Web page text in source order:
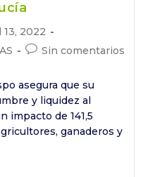
13, 2022
Comentarios
entrada:
Sin comentarios
asegura que su
y liquidez al
impacto de 141,5
ganaderos y